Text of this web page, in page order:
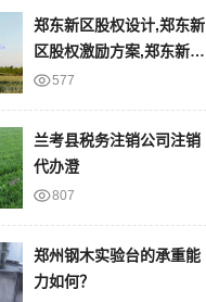
郑东新区股权设计,郑东新
区股权激励方案,郑东新区
股权架构,裕
577
兰考县税务注销公司注销
代办澄
807
郑州钢木实验台的承重能
力如何？